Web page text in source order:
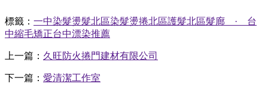
標籤： 一中染髮燙髮北區染髮燙捲北區護髮北區髮廊 · 台
中縮毛矯正台中漂染推薦
上一篇： 久旺防火捲門建材有限公司
下一篇： 愛清潔工作室